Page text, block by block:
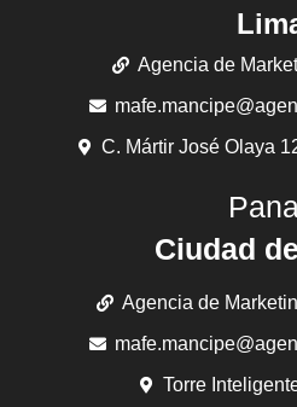
Agencia de
C. Mártir José Olaya
Ciudad
Agencia de
Torre